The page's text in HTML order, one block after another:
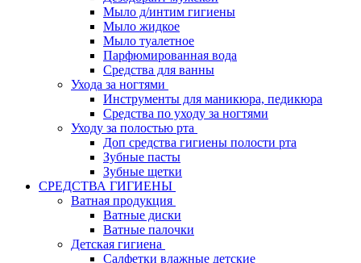
Мыло д/интим гигиены
Мыло жидкое
Мыло туалетное
Парфюмированная вода
Средства для ванны
Ухода за ногтями
Инструменты для маникюра, педикюра
Средства по уходу за ногтями
Уходу за полостью рта
Доп средства гигиены полости рта
Зубные пасты
Зубные щетки
СРЕДСТВА ГИГИЕНЫ
Ватная продукция
Ватные диски
Ватные палочки
Детская гигиена
Салфетки влажные детские